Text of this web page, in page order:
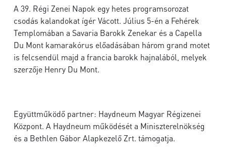
A 39. Régi Zenei Napok egy hetes programsorozat
csodás kalandokat ígér Vácott. Július 5-én a Fehérek
Templomában a Savaria Barokk Zenekar és a Capella
Du Mont kamarakórus előadásában három grand motet
is felcsendül majd a francia barokk hajnalából, melyek
szerzője Henry Du Mont.
Együttműködő partner: Haydneum Magyar Régizenei
Központ. A Haydneum működését a Miniszterelnökség
és a Bethlen Gábor Alapkezelő Zrt. támogatja.